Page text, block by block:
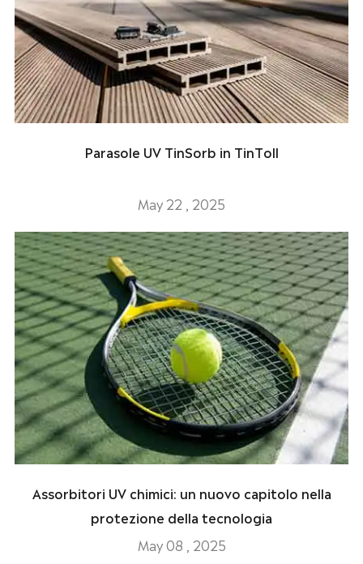
Parasole UV TinSorb in TinToll
May 22 , 2025
Assorbitori UV chimici: un nuovo capitolo nella
protezione della tecnologia
May 08 , 2025